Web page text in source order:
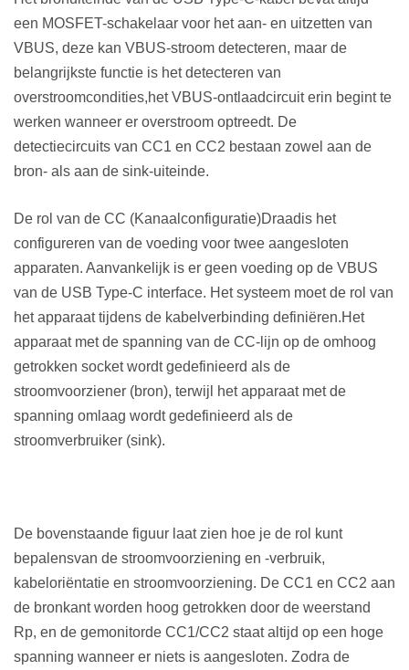
een MOSFET-schakelaar voor het aan- en uitzetten van
VBUS, deze kan VBUS-stroom detecteren, maar de
belangrijkste functie is het detecteren van
overstroomcondities,het VBUS-ontlaadcircuit erin begint te
werken wanneer er overstroom optreedt. De
detectiecircuits van CC1 en CC2 bestaan zowel aan de
bron- als aan de sink-uiteinde.
De rol van de CC (Kanaalconfiguratie)Draadis het
configureren van de voeding voor twee aangesloten
apparaten. Aanvankelijk is er geen voeding op de VBUS
van de USB Type-C interface. Het systeem moet de rol van
het apparaat tijdens de kabelverbinding definiëren.Het
apparaat met de spanning van de CC-lijn op de omhoog
getrokken socket wordt gedefinieerd als de
stroomvoorziener (bron), terwijl het apparaat met de
spanning omlaag wordt gedefinieerd als de
stroomverbruiker (sink).
De bovenstaande figuur laat zien hoe je de rol kunt
bepalensvan de stroomvoorziening en -verbruik,
kabeloriëntatie en stroomvoorziening. De CC1 en CC2 aan
de bronkant worden hoog getrokken door de weerstand
Rp, en de gemonitorde CC1/CC2 staat altijd op een hoge
spanning wanneer er niets is aangesloten. Zodra de